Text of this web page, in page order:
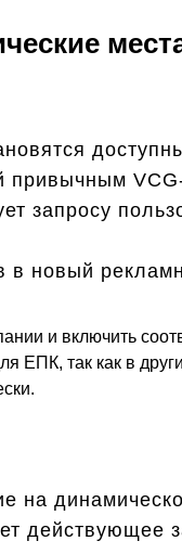
привычным
запросу
в новый
и включить
ЕПК, так как в
на
действующее